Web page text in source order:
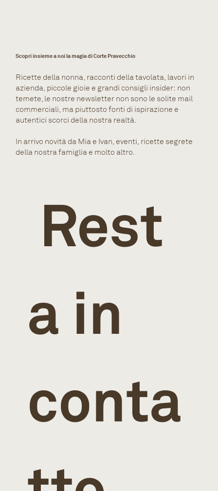
Scopri insieme a noi la magia di Corte Pravecchio
Ricette della nonna, racconti della tavolata, lavori in
azienda, piccole gioie e grandi consigli insider: non
temete, le nostre newsletter non sono le solite mail
commerciali, ma piuttosto fonti di ispirazione e
autentici scorci della nostra realtà.
In arrivo novità da Mia e Ivan, eventi, ricette segrete
della nostra famiglia e molto altro.
Rest
a in
conta